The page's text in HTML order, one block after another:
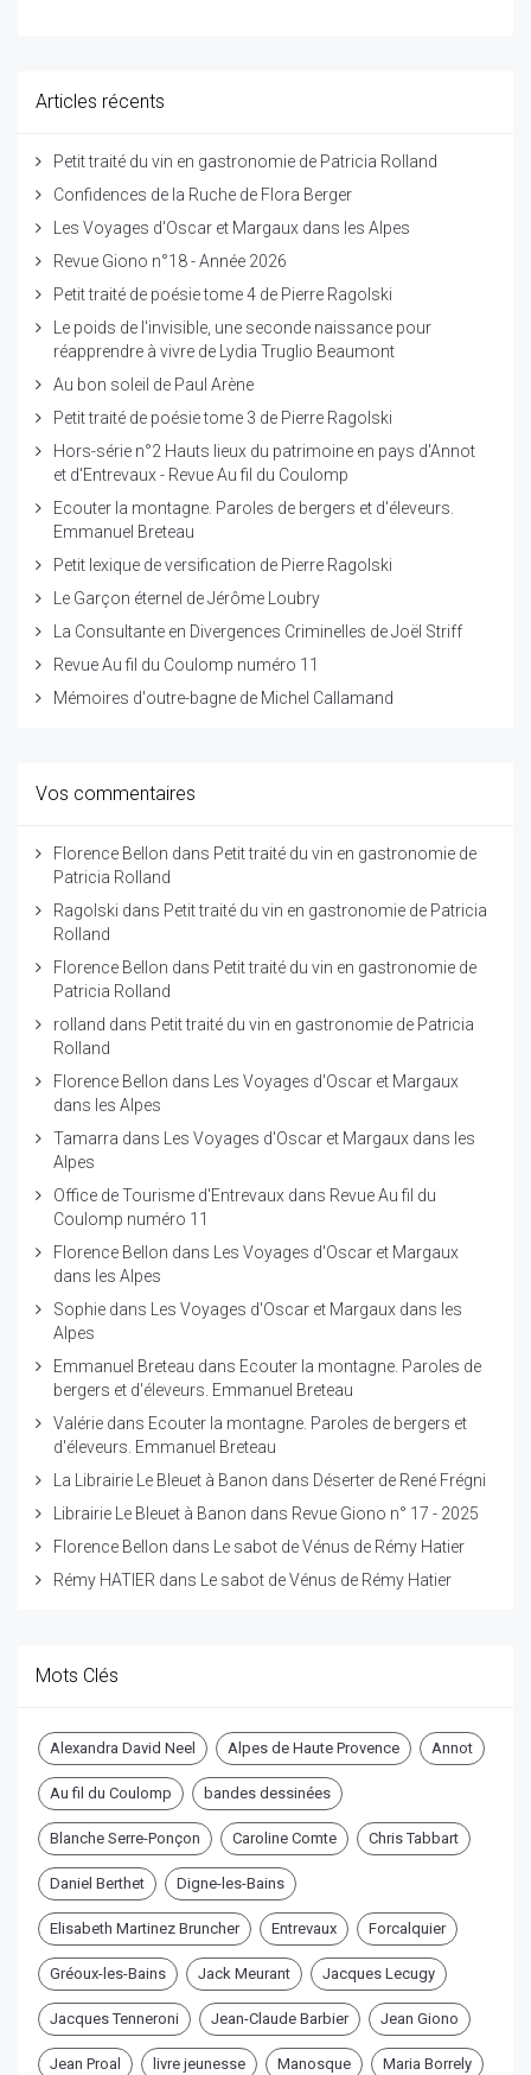
Articles récents
Petit traité du vin en gastronomie de Patricia Rolland
Confidences de la Ruche de Flora Berger
Les Voyages d'Oscar et Margaux dans les Alpes
Revue Giono n°18 - Année 2026
Petit traité de poésie tome 4 de Pierre Ragolski
Le poids de l'invisible, une seconde naissance pour
réapprendre à vivre de Lydia Truglio Beaumont
Au bon soleil de Paul Arène
Petit traité de poésie tome 3 de Pierre Ragolski
Hors-série n°2 Hauts lieux du patrimoine en pays d'Annot
et d'Entrevaux - Revue Au fil du Coulomp
Ecouter la montagne. Paroles de bergers et d'éleveurs.
Emmanuel Breteau
Petit lexique de versification de Pierre Ragolski
Le Garçon éternel de Jérôme Loubry
La Consultante en Divergences Criminelles de Joël Striff
Revue Au fil du Coulomp numéro 11
Mémoires d'outre-bagne de Michel Callamand
Vos commentaires
Florence Bellon dans Petit traité du vin en gastronomie de
Patricia Rolland
Ragolski dans Petit traité du vin en gastronomie de Patricia
Rolland
Florence Bellon dans Petit traité du vin en gastronomie de
Patricia Rolland
rolland dans Petit traité du vin en gastronomie de Patricia
Rolland
Florence Bellon dans
Les Voyages d'Oscar et Margaux
dans les Alpes
Tamarra dans
Les Voyages d'Oscar et Margaux dans les
Alpes
Office de Tourisme d'Entrevaux dans Revue Au fil du
Coulomp numéro 11
Florence Bellon dans
Les Voyages d'Oscar et Margaux
dans les Alpes
Sophie dans
Les Voyages d'Oscar et Margaux dans les
Alpes
Emmanuel Breteau dans Ecouter la montagne. Paroles de
bergers et d'éleveurs. Emmanuel Breteau
Valérie dans Ecouter la montagne. Paroles de bergers et
d'éleveurs. Emmanuel Breteau
La Librairie Le Bleuet à Banon dans Déserter de René Frégni
Librairie Le Bleuet à Banon dans Revue Giono n° 17 - 2025
Florence Bellon dans
Le sabot de Vénus de Rémy Hatier
Rémy HATIER dans Le sabot de Vénus de Rémy Hatier
Mots Clés
Alexandra David Neel Alpes de Haute Provence Annot
Au fil du Coulomp bandes dessinées
Blanche Serre-Ponçon Caroline Comte Chris Tabbart
Daniel Berthet Digne-les-Bains
Elisabeth Martinez Bruncher Entrevaux Forcalquier
Gréoux-les-Bains Jack Meurant Jacques Lecugy
Jacques Tenneroni Jean-Claude Barbier Jean Giono
Jean Proal livre jeunesse Manosque Maria Borrely